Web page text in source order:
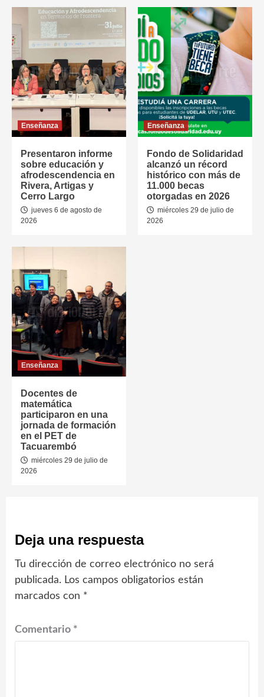
Enseñanza
Presentaron informe
sobre educación y
afrodescendencia en
Rivera, Artigas y
Cerro Largo
jueves 6 de agosto de
2026
Enseñanza
Fondo de Solidaridad
alcanzó un récord
histórico con más de
11.000 becas
otorgadas en 2026
miércoles 29 de julio de
2026
Enseñanza
Docentes de
matemática
participaron en una
jornada de formación
en el PET de
Tacuarembó
miércoles 29 de julio de
2026
Deja una respuesta
Tu dirección de correo electrónico no será
publicada. Los campos obligatorios están
marcados con *
Comentario *